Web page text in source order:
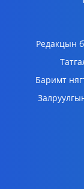
Редакцын
Баримт